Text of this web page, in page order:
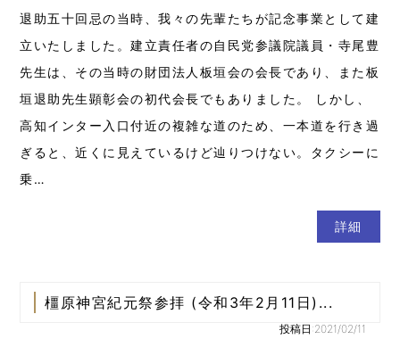
退助五十回忌の当時、我々の先輩たちが記念事業として建
立いたしました。建立責任者の自民党参議院議員・寺尾豊
先生は、その当時の財団法人板垣会の会長であり、また板
垣退助先生顕彰会の初代会長でもありました。 しかし、
高知インター入口付近の複雑な道のため、一本道を行き過
ぎると、近くに見えているけど辿りつけない。タクシーに
乗…
詳細
橿原神宮紀元祭参拝 (令和3年2月11日)...
投稿日:2021/02/11